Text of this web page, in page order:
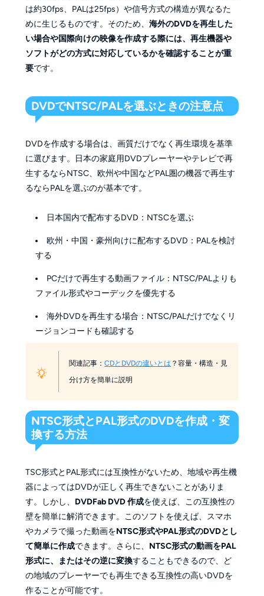
は約30fps、PALは25fps）や信号方式の構造が異なるた
めに生じるものです。そのため、 海外のDVDを再生した
い場合や国際向けの映像を作成する際には、再生機器や
ソフトがどの方式に対応しているかを確認することが重
要です。
DVDでNTSC/PALを選ぶときの注意点
DVDを作成する場合は、画質だけでなく再生環境を基準
に選びます。日本の家庭用DVDプレーヤーやテレビで再
生するならNTSC、欧州や中国などPAL圏の機器で再生す
るならPALを選ぶのが基本です。
日本国内で配布するDVD：NTSCを選ぶ
欧州・中国・豪州向けに配布するDVD：PALを検討
する
PCだけで再生する動画ファイル：NTSC/PALよりも
ファイル形式やコーデックを優先する
海外DVDを再生する場合：NTSC/PALだけでなくリ
ージョンコードも確認する
関連記事：CDとDVDの違いとは ？容量・構造・見
分け方を簡単に説明
NTSC形式とPAL形式のDVDを作成・変
換する方法
TSC形式とPAL形式には互換性がないため、地域や再生機
器によってはDVDが正しく再生できないことがありま
す。しかし、 DVDFab DVD 作成を使えば、この互換性の
壁を簡単に解消できます。このソフトを使えば、スマホ
やカメラで撮った動画をNTSC形式やPAL形式のDVDとし
て簡単に作成できます。さらに、 NTSC形式の動画をPAL
形式に、またはその逆に変換することもできるので、ど
の地域のプレーヤーでも再生できる互換性の高いDVDを
作ることが可能です。